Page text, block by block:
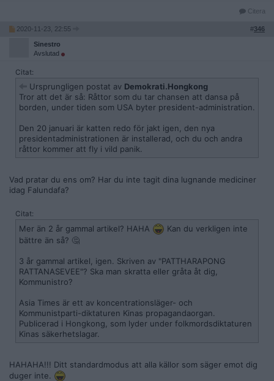
Citera
2020-11-23, 22:55 #346
Sinestro
Avslutad
Citat:
Ursprungligen postat av Demokrati.Hongkong
Tror att det är så: Råttor som du tar chansen att dansa på
borden, under tiden som USA byter president-administration.
Den 20 januari är katten redo för jakt igen, den nya
presidentadministrationen är installerad, och du och andra
råttor kommer att fly i vild panik.
Vad pratar du ens om? Har du inte tagit dina lugnande mediciner
idag Falundafa?
Citat:
Mer än 2 år gammal artikel? HAHA
Kan du verkligen inte
bättre än så? 🤔
3 år gammal artikel, igen. Skriven av "PATTHARAPONG
RATTANASEVEE"? Ska man skratta eller gråta åt dig,
Kommunistro?
Asia Times är ett av koncentrationsläger- och
Kommunistparti-diktaturen Kinas propagandaorgan.
Publicerad i Hongkong, som lyder under folkmordsdiktaturen
Kinas säkerhetslagar.
HAHAHA!!! Ditt standardmodus att alla källor som säger emot dig
duger inte.